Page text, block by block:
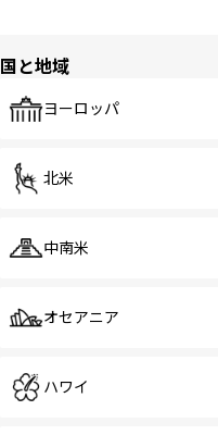
国と地域
ヨーロッパ
北米
中南米
オセアニア
ハワイ